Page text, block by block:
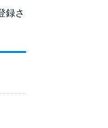
親へのバレにくさ
借りてはいけない
録さ